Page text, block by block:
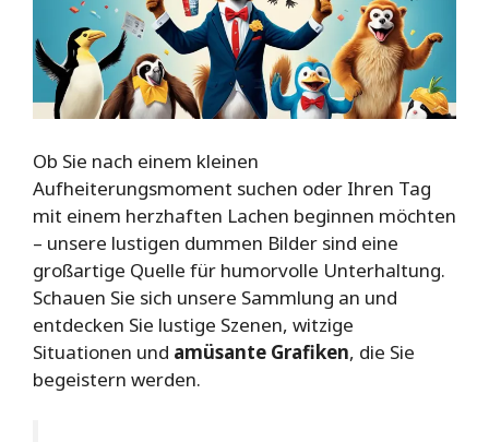
Ob Sie nach einem kleinen
Aufheiterungsmoment suchen oder Ihren Tag
mit einem herzhaften Lachen beginnen möchten
– unsere lustigen dummen Bilder sind eine
großartige Quelle für humorvolle Unterhaltung.
Schauen Sie sich unsere Sammlung an und
entdecken Sie lustige Szenen, witzige
Situationen und amüsante Grafiken, die Sie
begeistern werden.